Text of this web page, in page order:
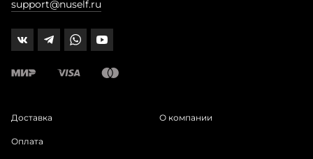
support@nuself.ru
Доставка
Оплата
О компании